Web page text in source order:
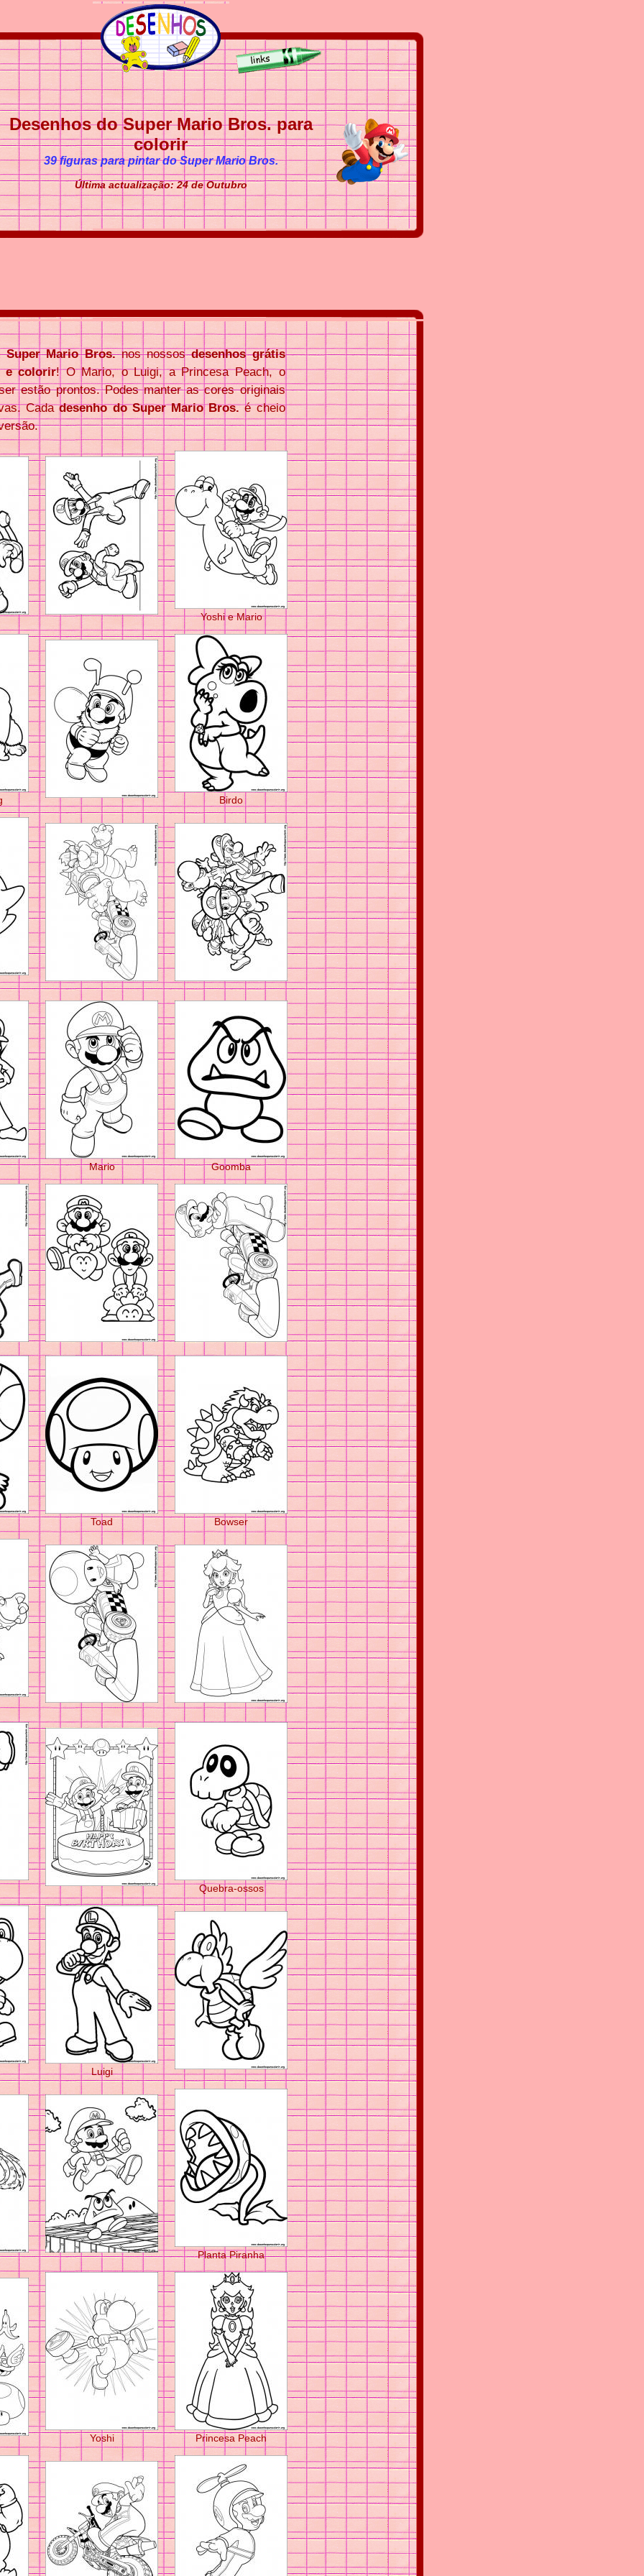
Desenhos do Super Mario Bros. para
colorir
39 figuras para pintar do Super Mario Bros.
Última actualização: 24 de Outubro
Super Mario Bros.nos nossosdesenhos grátis
e colorir! O Mario, o Luigi, a Princesa Peach, o
estão prontos. Podes manter as cores originais
Cadadesenho do Super Mario Bros.é cheio
Yoshi e Mario
Birdo
Mario Goomba
Toad Bowser
Quebra-ossos
Luigi
Planta Piranha
Yoshi Princesa Peach